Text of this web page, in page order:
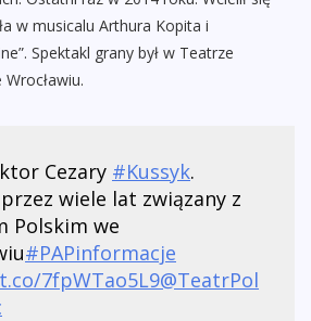
w musicalu Arthura Kopita i
Spektakl grany był w Teatrze
Cezary #Kussyk.
wiele lat związany z
Polskim we
#PAPinformacje
7fpWTao5L9@TeatrPol